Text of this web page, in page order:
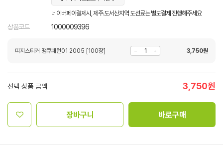
네이버페이결제시, 제주.도서산지역 도선료는 별도결제 진행해주세요
상품코드 1000009396
띠지스티커 땡큐패턴01 2005 [100장] 3,750원
선택 상품 금액 3,750원
장바구니 바로구매